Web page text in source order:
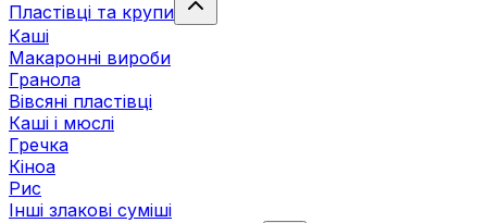
Пластівці та крупи
Каші
Макаронні вироби
Гранола
Вівсяні пластівці
Каші і мюслі
Гречка
Кіноа
Рис
Інші злакові суміші